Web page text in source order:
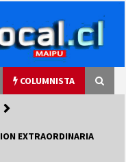
COLUMNISTA
EXTRAORDINARIA